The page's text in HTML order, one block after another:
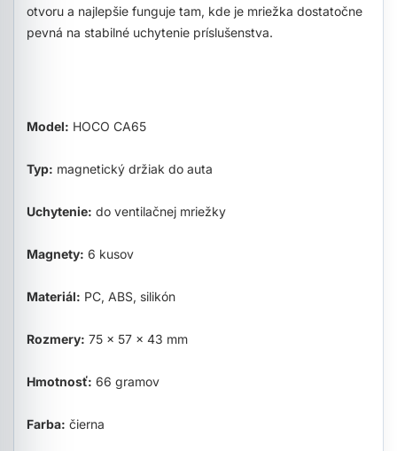
otvoru a najlepšie funguje tam, kde je mriežka dostatočne
pevná na stabilné uchytenie príslušenstva.
Model: HOCO CA65
Typ: magnetický držiak do auta
Uchytenie: do ventilačnej mriežky
Magnety: 6 kusov
Materiál: PC, ABS, silikón
Rozmery: 75 × 57 × 43 mm
Hmotnosť: 66 gramov
Farba: čierna